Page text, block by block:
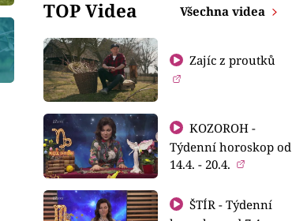
TOP Videa Všechna videa
Zajíc z proutků
KOZOROH -
Týdenní horoskop od
14.4. - 20.4.
ŠTÍR - Týdenní